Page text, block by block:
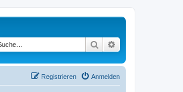
Suche
Anmelden
Registrieren